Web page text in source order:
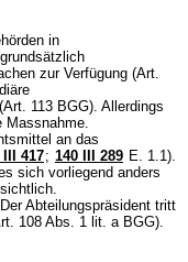
in
zur Verfügung (Art.
Art. 113 BGG). Allerdings
Massnahme.
an das
III 417; 140 III 289 E. 1.1).
sich vorliegend anders
Abteilungspräsident tritt
108 Abs. 1 lit. a BGG).